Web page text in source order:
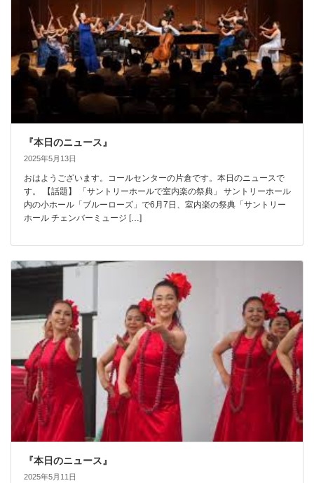
『本日のニュース』
2025年5月13日
おはようございます。コールセンターの片倉です。本日のニュースで
す。 【話題】 「サントリーホールで室内楽の祭典」 サントリーホール
内の小ホール「ブルーローズ」で6月7日、室内楽の祭典「サントリー
ホール チェンバーミュージ […]
『本日のニュース』
2025年5月11日